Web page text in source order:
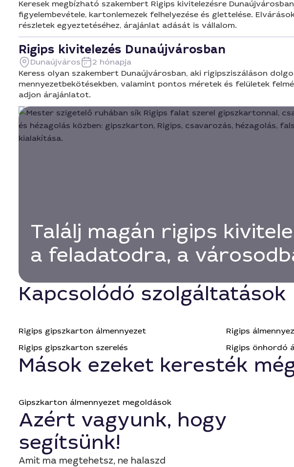
Keresek megbízható szakembert Rigips kivitelezésre
figyelembevétele, kartonlemezek felhelyezése és glettelése.
részletek egyeztetéséhez, árajánlat adását is vállalom.
Rigips kivitelezés Dunaújvárosban
Dunaújváros
2 hónapja
Keress olyan szakembert Dunaújvárosban, aki rigipsziszáláson
mennyezetbekötésekben, valamint pontos méretek és felületek
adjon árajánlatot.
Találj magán rigips
a feladatodra, a
Kapcsolódó szolgáltatások
Rigips gipszkarton álmennyezet Rigips
Rigips gipszkarton szerelés
Rigips önhordó
Mások ezeket keresték
Gipszkarton álmennyezet megoldások
Azért vagyunk, hogy
segítsünk!
Amit ma megtehetsz, ne halaszd